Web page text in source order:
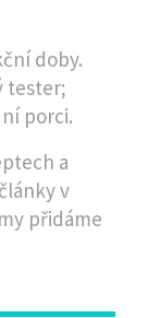
doby.
tester;
porci.
a
v
přidáme